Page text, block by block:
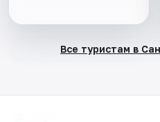
Все туристам в